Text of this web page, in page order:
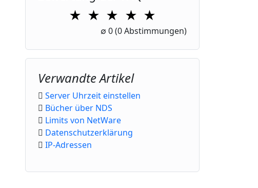
★
1 Star
★
2 Stars
★
3 Stars
★
4 Stars
★
5 Stars
∅ 0(0 Abstimmungen)
Verwandte Artikel
Server Uhrzeit einstellen
Bücher über NDS
Limits von NetWare
Datenschutzerklärung
IP-Adressen